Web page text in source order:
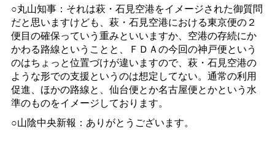
○丸山知事：それは萩・石見空港をイメージされた御質問
だと思いますけども、萩・石見空港における東京便の２
便目の確保っていう重みといいますか、空港の存続にか
かわる路線ということと、ＦＤＡの今回の神戸便という
のはちょっと位置づけが違いますので、萩・石見空港の
ような形での支援というのは想定してない。通常の利用
促進、ほかの路線と、仙台便とか名古屋便とかという水
準のものをイメージしております。
○山陰中央新報：ありがとうございます。